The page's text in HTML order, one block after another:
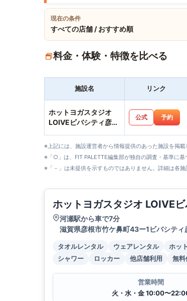
現在の条件
すべての店舗 / おすすめ順
料金・体験・特徴を比べる
施設名 リンク
ホットヨガスタジオ
LOIVEビバシティ彦根
公式 予約
※上記には、施設運営者から情報提供のあった施設を掲
※「○」は、FIT PALETTE編集部が独自の調査・基準に基
※「－」は未提供を示すものではありません。詳細は各施
ホットヨガスタジオ LOIVE
河瀬駅から車で7分
滋賀県彦根市竹ケ鼻町43ー1ビバシティ
タオルレンタル ウェアレンタル ホッ
シャワー
ロッカー 他店舗利用 無料
営業時間
火・水・金 10:00〜